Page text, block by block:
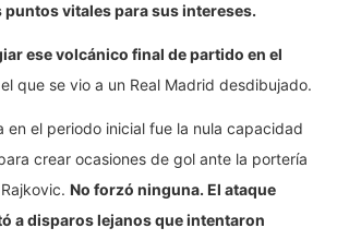
puntos vitales para sus intereses.
ese volcánico final de partido en el
que se vio a un Real Madrid desdibujado.
en el periodo inicial fue la nula capacidad
crear ocasiones de gol ante la portería
No forzó ninguna. El ataque
a disparos lejanos que intentaron